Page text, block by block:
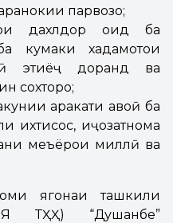
парвозҳо;
дахлдор оид ба
кумаки хадамотҳои
эҳтиёҷ доранд ва
сохторҳо;
ҳаракати ҳавоӣ ба
ихтисос, иҷозатнома
меъёрҳои миллӣ ва
ягонаи ташкили
ТҲҲ) “Душанбе”